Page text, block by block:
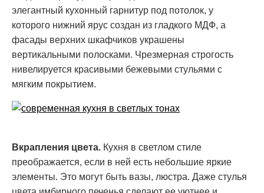
элегантный кухонный гарнитур под потолок, у
которого нижний ярус создан из гладкого МДФ, а
фасады верхних шкафчиков украшены
вертикальными полосками. Чрезмерная строгость
нивелируется красивыми бежевыми стульями с
мягким покрытием.
Вкрапления цвета. Кухня в светлом стиле
преображается, если в ней есть небольшие яркие
элементы. Это могут быть вазы, люстра. Даже стулья